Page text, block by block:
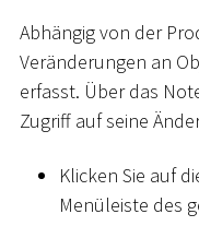
Abhängig von der
Veränderungen an
erfasst. Über das
Zugriff auf seine
Klicken Sie auf
Menüleiste des